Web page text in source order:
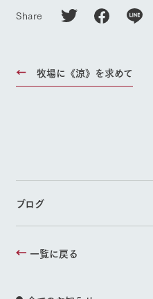
Share
牧場に《涼》を求めて
ブログ
一覧に戻る